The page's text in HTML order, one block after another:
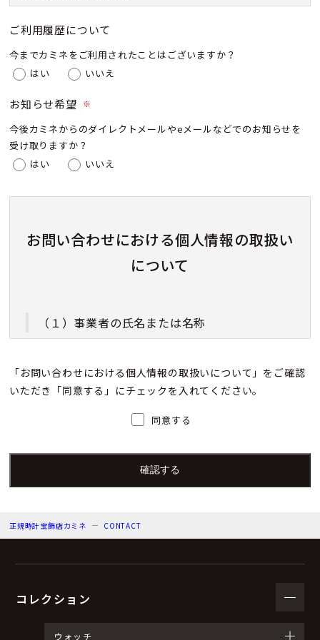
ご利用履歴について
今までカミネをご利用されたことはございますか？
はい
いいえ
お知らせ希望 ※
今後カミネからのダイレクトメールやeメールなどでのお知らせを
受け取りますか？
はい
いいえ
お問い合わせにおける個人情報の取扱い
について
（１）事業者の氏名または名称
株式会社カミネ
人）の氏名又は職名、所属及び連絡先
個人情報保護管理者：上根 彩
（３）個人情報の利用目的
弊社からのお知らせ等の情報をお送りするため。
（４）個人情報の第三者提供について
「お問い合わせにおける個人情報の取扱いについて」をご確認
いただき「同意する」にチェックを入れてください。
同意する
正規時計宝飾店カミネ CONTACT
コレクション
ウォッチ